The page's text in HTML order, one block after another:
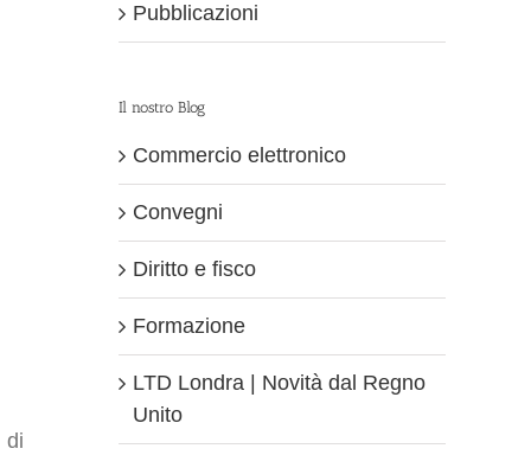
di
Pubblicazioni
Il nostro Blog
Commercio elettronico
Convegni
Diritto e fisco
Formazione
LTD Londra | Novità dal Regno
Unito